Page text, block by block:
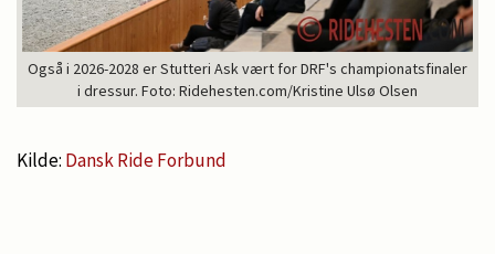
Også i 2026-2028 er Stutteri Ask vært for DRF's championatsfinaler
i dressur. Foto: Ridehesten.com/Kristine Ulsø Olsen
Kilde: Dansk Ride Forbund